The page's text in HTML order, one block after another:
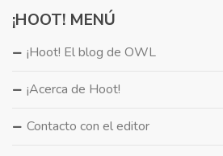
¡HOOT! MENÚ
¡Hoot! El blog de OWL
¡Acerca de Hoot!
Contacto con el editor